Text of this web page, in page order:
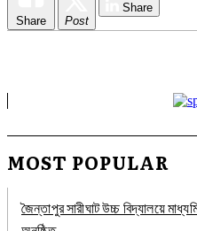
Share Post
Share
MOST POPULAR
জৈন্তাপুর সারীঘাট উচ্চ বিদ্যালয়ে